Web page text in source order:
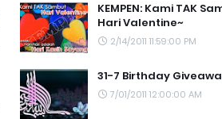
KEMPEN: Kami TAK
Hari Valentine~
2/14/2011 11:59:00 PM
31-7 Birthday
7/01/2011 12:00:00 AM